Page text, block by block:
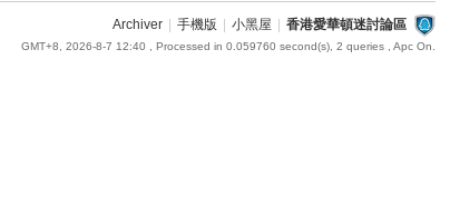
Archiver 手機版 小黑屋 香港愛華頓迷討論區
GMT+8, 2026-8-7 12:40 , Processed in 0.059760 second(s), 2 queries , Apc On.